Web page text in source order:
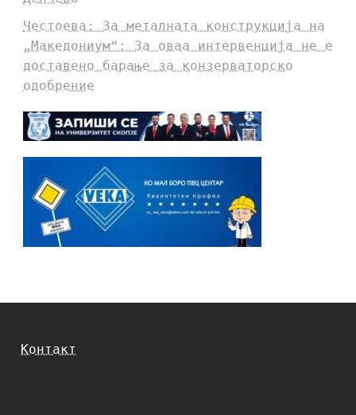
Честоева: За металната конструкција на
„Македониум“: За оваа интервенција не е
доставено барање за конзерваторско
одобрение
Контакт